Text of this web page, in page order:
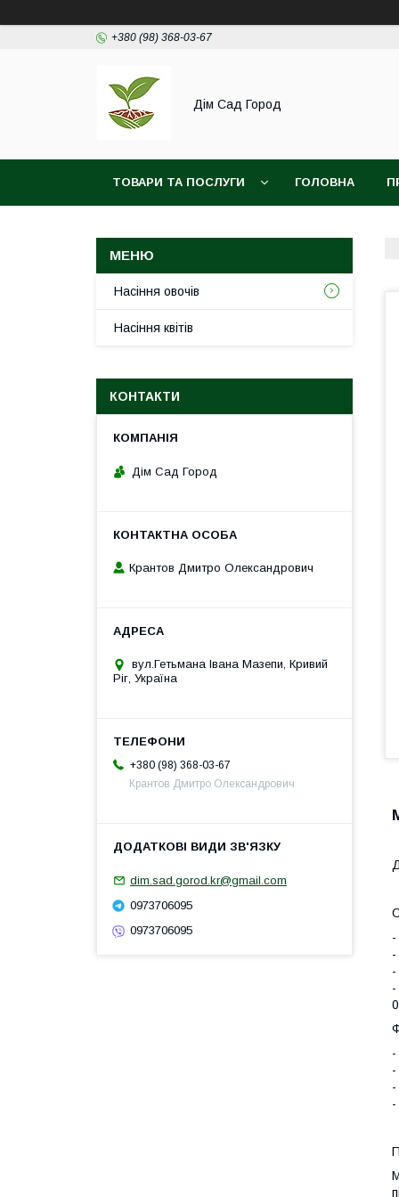
+380 (98) 368-03-67
Дім Сад Город
ТОВАРИ ТА ПОСЛУГИ ГОЛОВНА
-
-
-
-
Насіння овочів
Насіння квітів
КОНТАКТИ
Дім Сад Город
Крантов Дмитро Олександрович
вул.Гетьмана Івана Мазепи, Кривий
Ріг, Україна
+380 (98) 368-03-67
Крантов Дмитро Олександрович
dim.sad.gorod.kr@gmail.com
0973706095
0973706095